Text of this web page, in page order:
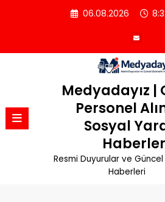
06.08.2026
Medyadayız |
Personel
Sosyal
Resmi Duyurular ve Güncel
Haberleri